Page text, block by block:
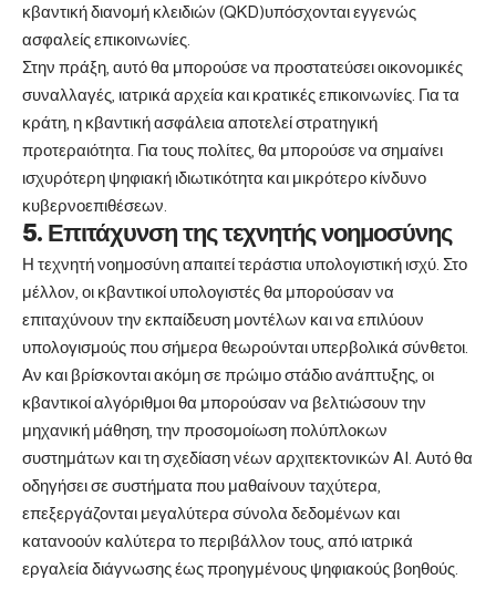
κβαντική διανομή κλειδιών (QKD)υπόσχονται εγγενώς
ασφαλείς επικοινωνίες.
Στην πράξη, αυτό θα μπορούσε να προστατεύσει οικονομικές
συναλλαγές, ιατρικά αρχεία και κρατικές επικοινωνίες. Για τα
κράτη, η κβαντική ασφάλεια αποτελεί στρατηγική
προτεραιότητα. Για τους πολίτες, θα μπορούσε να σημαίνει
ισχυρότερη ψηφιακή ιδιωτικότητα και μικρότερο κίνδυνο
κυβερνοεπιθέσεων.
5. Επιτάχυνση της τεχνητής νοημοσύνης
Η τεχνητή νοημοσύνη απαιτεί τεράστια υπολογιστική ισχύ. Στο
μέλλον, οι κβαντικοί υπολογιστές θα μπορούσαν να
επιταχύνουν την εκπαίδευση μοντέλων και να επιλύουν
υπολογισμούς που σήμερα θεωρούνται υπερβολικά σύνθετοι.
Αν και βρίσκονται ακόμη σε πρώιμο στάδιο ανάπτυξης, οι
κβαντικοί αλγόριθμοι θα μπορούσαν να βελτιώσουν την
μηχανική μάθηση, την προσομοίωση πολύπλοκων
συστημάτων και τη σχεδίαση νέων αρχιτεκτονικών AI. Αυτό θα
οδηγήσει σε συστήματα που μαθαίνουν ταχύτερα,
επεξεργάζονται μεγαλύτερα σύνολα δεδομένων και
κατανοούν καλύτερα το περιβάλλον τους, από ιατρικά
εργαλεία διάγνωσης έως προηγμένους ψηφιακούς βοηθούς.